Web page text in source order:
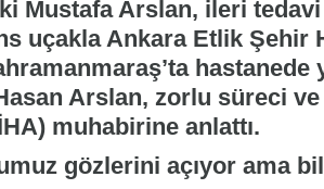
Mustafa Arslan, ileri tedavi
uçakla Ankara Etlik Şehir
hastanede
Arslan, zorlu süreci
muhabirine anlattı.
gözlerini açıyor ama